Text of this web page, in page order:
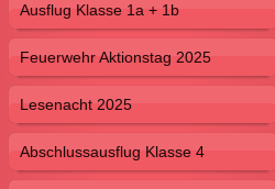
Ausflug Klasse 1a + 1b
Feuerwehr Aktionstag 2025
Lesenacht 2025
Abschlussausflug Klasse 4